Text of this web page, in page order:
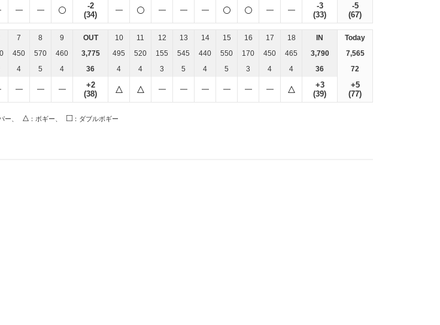
-2
(34)
-3
(33)
-5
(67)
7 8 9 OUT 10 11 12 13 14 15 16 17 18 IN
Today
450 570 460 3,775 495 520 155 545 440 550 170 450 465 3,790
7,565
4 5 4 36 4 4 3 5 4 5 3 4 4 36 72
+2
(38)
+3
(39)
+5
(77)
ー、 ：ボギー、 ：ダブルボギー